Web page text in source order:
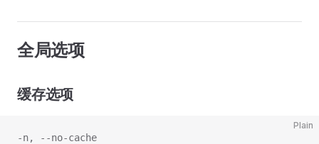
全局选项
缓存选项
Plain
-n, --no-cache